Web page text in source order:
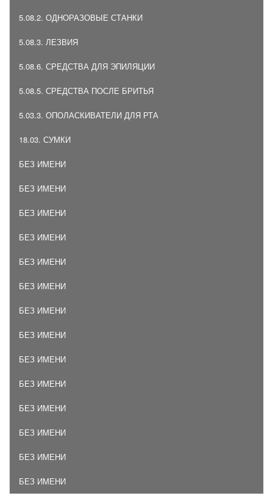
5.08.2. ОДНОРАЗОВЫЕ СТАНКИ
5.08.3. ЛЕЗВИЯ
5.08.6. СРЕДСТВА ДЛЯ ЭПИЛЯЦИИ
5.08.5. СРЕДСТВА ПОСЛЕ БРИТЬЯ
5.03.3. ОПОЛАСКИВАТЕЛИ ДЛЯ РТА
18.03. СУМКИ
БЕЗ ИМЕНИ
БЕЗ ИМЕНИ
БЕЗ ИМЕНИ
БЕЗ ИМЕНИ
БЕЗ ИМЕНИ
БЕЗ ИМЕНИ
БЕЗ ИМЕНИ
БЕЗ ИМЕНИ
БЕЗ ИМЕНИ
БЕЗ ИМЕНИ
БЕЗ ИМЕНИ
БЕЗ ИМЕНИ
БЕЗ ИМЕНИ
БЕЗ ИМЕНИ